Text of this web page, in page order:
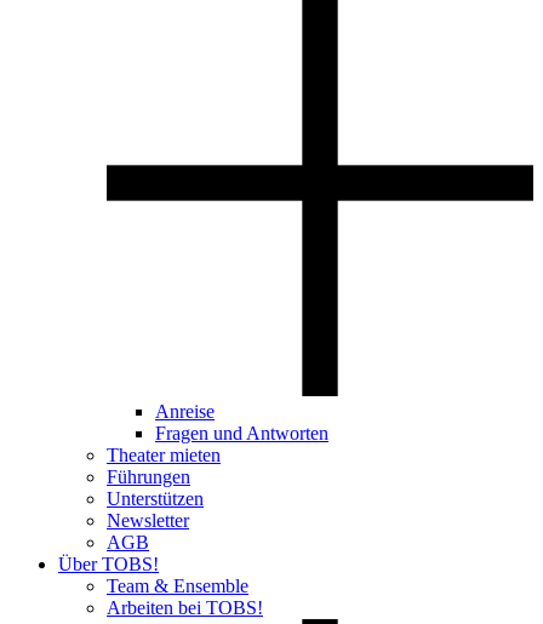
Anreise
Fragen und Antworten
Theater mieten
Führungen
Unterstützen
Newsletter
AGB
Über TOBS!
Team & Ensemble
Arbeiten bei TOBS!